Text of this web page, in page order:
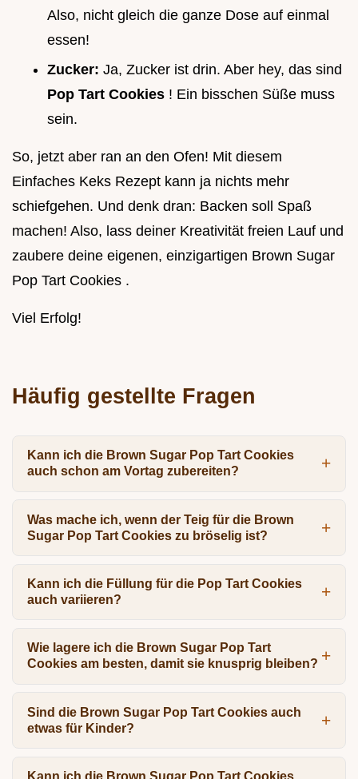
Also, nicht gleich die ganze Dose auf einmal
essen!
Zucker: Ja, Zucker ist drin. Aber hey, das sind
Pop Tart Cookies ! Ein bisschen Süße muss
sein.
So, jetzt aber ran an den Ofen! Mit diesem
Einfaches Keks Rezept kann ja nichts mehr
schiefgehen. Und denk dran: Backen soll Spaß
machen! Also, lass deiner Kreativität freien Lauf und
zaubere deine eigenen, einzigartigen Brown Sugar
Pop Tart Cookies .
Viel Erfolg!
Häufig gestellte Fragen
Kann ich die Brown Sugar Pop Tart Cookies
auch schon am Vortag zubereiten?
Was mache ich, wenn der Teig für die Brown
Sugar Pop Tart Cookies zu bröselig ist?
Kann ich die Füllung für die Pop Tart Cookies
auch variieren?
Wie lagere ich die Brown Sugar Pop Tart
Cookies am besten, damit sie knusprig bleiben?
Sind die Brown Sugar Pop Tart Cookies auch
etwas für Kinder?
Kann ich die Brown Sugar Pop Tart Cookies